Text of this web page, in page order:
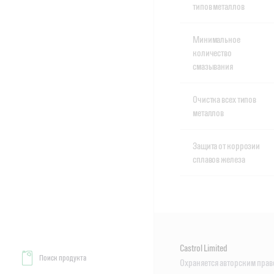
Поиск продукта
типов металлов
Минимальное
количество
смазывания
Очистка всех типов
металлов
Защита от коррозии
сплавов железа
Castrol Limited
Охраняется авторским